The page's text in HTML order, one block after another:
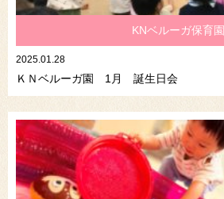
KNベルーガ保育園
2025.01.28
ＫＮベルーガ園 1月 誕生日会